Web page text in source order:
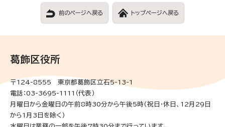
前のページへ戻る トップページへ戻る
葛飾区役所
〒124-8555 東京都葛飾区立石5-13-1
電話：03-3695-1111（代表）
月曜日から金曜日の午前8時30分から午後5時(祝日・休日、12月29日
から1月3日を除く)